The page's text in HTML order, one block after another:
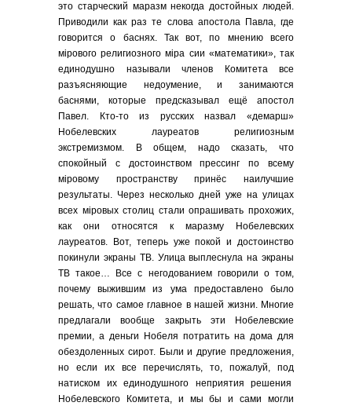
это старческий маразм некогда достойных людей.
Приводили как раз те слова апостола Павла, где
говорится о баснях. Так вот, по мнению всего
мiрового религиозного мiра сии «математики», так
единодушно называли членов Комитета все
разъясняющие недоумение, и занимаются
баснями, которые предсказывал ещё апостол
Павел. Кто-то из русских назвал «демарш»
Нобелевских лауреатов религиозным
экстремизмом. В общем, надо сказать, что
cпокойный с достоинством прессинг по всему
мiровому пространству принёс наилучшие
результаты. Через несколько дней уже на улицах
всех мiровых столиц стали опрашивать прохожих,
как они относятся к маразму Нобелевских
лауреатов. Вот, теперь уже покой и достоинство
покинули экраны ТВ. Улица выплеснула на экраны
ТВ такое… Все с негодованием говорили о том,
почему выжившим из ума предоставлено было
решать, что самое главное в нашей жизни. Многие
предлагали вообще закрыть эти Нобелевские
премии, а деньги Нобеля потратить на дома для
обездоленных сирот. Были и другие предложения,
но если их все перечислять, то, пожалуй, под
натиском их единодушного неприятия решения
Нобелевского Комитета, и мы бы и сами могли